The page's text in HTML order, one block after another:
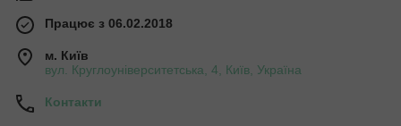
Працює з 06.02.2018
м. Київ
вул. Круглоуніверситетська, 4, Київ, Україна
Контакти